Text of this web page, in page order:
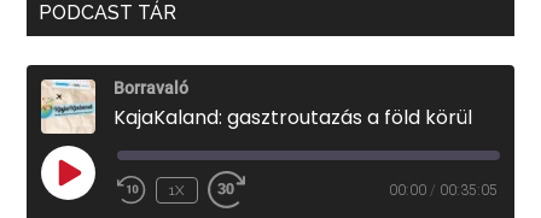
PODCAST TÁR
Borravaló
KajaKaland: gasztroutazás a föld körül
PLAY
EPISODE
1X 00:00 / 00:35:05